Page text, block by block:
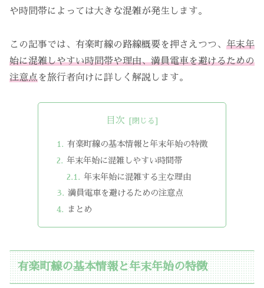
や時間帯によっては大きな混雑が発生します。
この記事では、有楽町線の路線概要を押さえつつ、 年末年
始に混雑しやすい時間帯や理由、満員電車を避けるための
注意点を旅行者向けに詳しく解説します。
目次
有楽町線の基本情報と年末年始の特徴
年末年始に混雑しやすい時間帯
年末年始に混雑する主な理由
満員電車を避けるための注意点
まとめ
有楽町線の基本情報と年末年始の特徴